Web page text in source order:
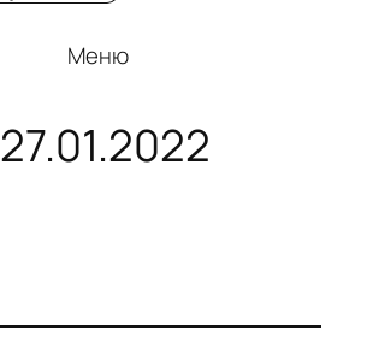
Меню
27.01.2022